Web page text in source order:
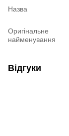
Назва
Оригінальне
найменування
Відгуки